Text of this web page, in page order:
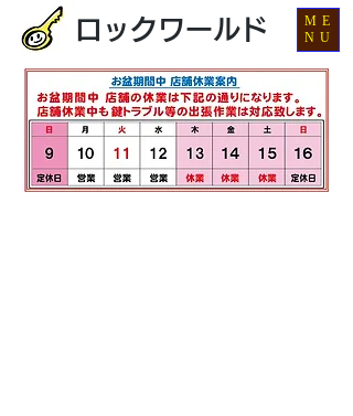
ロックワールド
ME
NU